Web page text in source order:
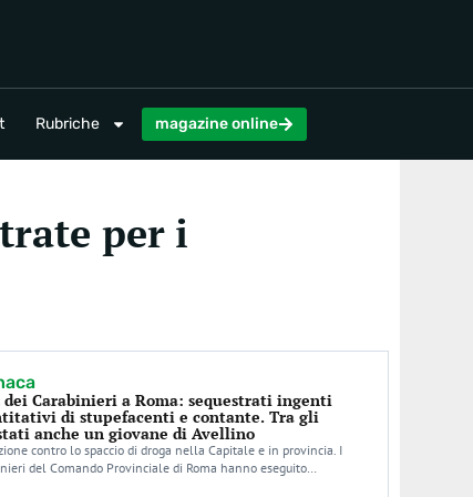
Rubriche magazine online
per i
Carabinieri a Roma: sequestrati ingenti
di stupefacenti e contante. Tra gli
anche un giovane di Avellino
contro lo spaccio di droga nella Capitale e in provincia. I
del Comando Provinciale di Roma hanno eseguito…